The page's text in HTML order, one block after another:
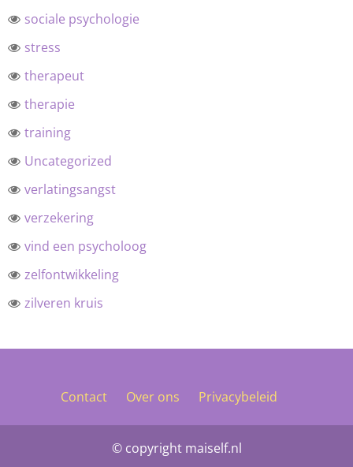
sociale psychologie
stress
therapeut
therapie
training
Uncategorized
verlatingsangst
verzekering
vind een psycholoog
zelfontwikkeling
zilveren kruis
Contact Over ons Privacybeleid
© copyright maiself.nl